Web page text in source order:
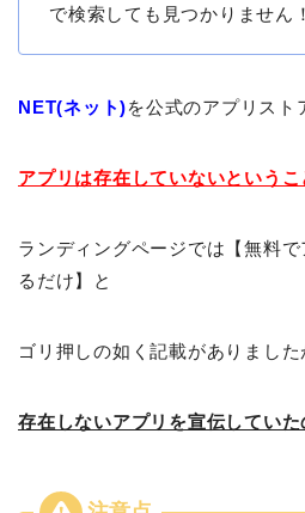
で検索しても見つかりません！
NET(ネット)を公式のアプリスト
アプリは存在していないというこ
ランディングページでは【無料
るだけ】と
ゴリ押しの如く記載がありました
存在しないアプリを宣伝していた